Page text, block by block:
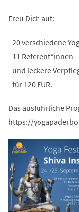
Freu Dich auf:
- 20 verschiedene
- 11 Referent*innen
- und leckere
- für 120 EUR.
Das ausführliche
https://